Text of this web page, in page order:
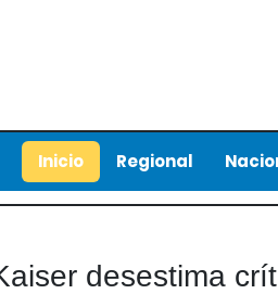
Inicio Regional
desestima